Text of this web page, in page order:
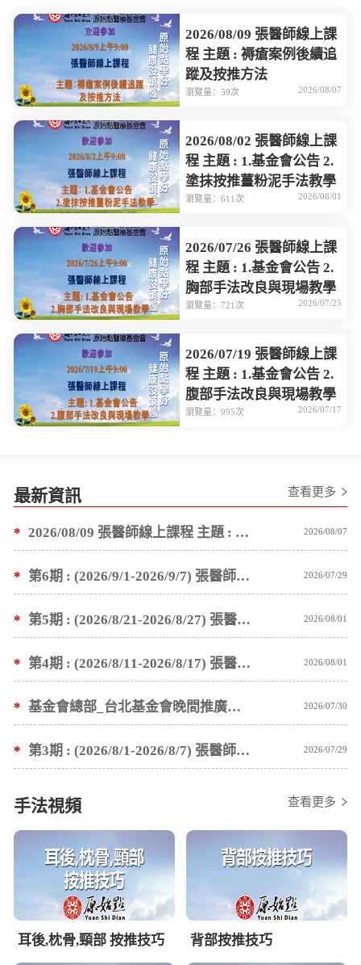
2026/08/09 張醫師線上課
程 主題 : 褥瘡案例後續追
蹤及按推方法
瀏覽量：59次 2026/08/07
2026/08/02 張醫師線上課
程 主題 : 1.基金會公告 2.
塗抹按推薑粉泥手法教學
瀏覽量：611次 2026/08/01
2026/07/26 張醫師線上課
程 主題 : 1.基金會公告 2.
胸部手法改良與現場教學
瀏覽量：721次 2026/07/25
2026/07/19 張醫師線上課
程 主題 : 1.基金會公告 2.
腹部手法改良與現場教學
瀏覽量：995次 2026/07/17
最新資訊 查看更多
* 2026/08/09 張醫師線上課程 主題 : 褥瘡案例後續追蹤 及按推方法 2026/08/07
* 第6期 : (2026/9/1-2026/9/7) 張醫師親自培訓手法 廣州基礎班7 天錄取名單公告 2026/07/29
* 第5期 : (2026/8/21-2026/8/27) 張醫師親自培訓手法 廣州基礎班7 天錄取名單公告 2026/08/01
* 第4期 : (2026/8/11-2026/8/17) 張醫師親自培訓手法 廣州基礎班7 天錄取名單公告 2026/08/01
* 基金會總部_台北基金會晚間推廣暫停服務公告 2026/07/30
* 第3期 : (2026/8/1-2026/8/7) 張醫師親自培訓手法 廣州基礎班7 天錄取名單公告 2026/07/29
手法視頻 查看更多
耳後,枕骨,頸部 按推技巧 背部按推技巧